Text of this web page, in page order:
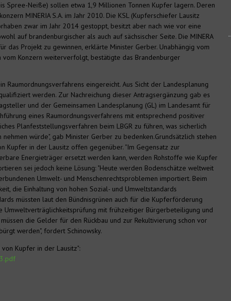
Spree-Neiße) sollen etwa 1,9 Millionen Tonnen Kupfer lagern. Deren
MINERIA S.A. im Jahr 2010. Die KSL (Kupferschiefer Lausitz
zwar im Jahr 2014 gestoppt, besitzt aber nach wie vor eine
auf brandenburgischer als auch auf sächsischer Seite. Die MINERA
das Projekt zu gewinnen, erklärte Minister Gerber. Unabhängig vom
Konzern weiterverfolgt, bestätigte das Brandenburger
Raumordnungsverfahrens eingereicht. Aus Sicht der Landesplanung
werden. Zur Nachreichung dieser Antragsergänzung gab es
und der Gemeinsamen Landesplanung (GL) im Landesamt für
eines Raumordnungsverfahrens mit entsprechend positiver
Planfeststellungsverfahren beim LBGR zu führen, was sicherlich
würde", gab Minister Gerber zu bedenken.Grundsätzlich stehen
Kupfer in der Lausitz offen gegenüber. "Im Gegensatz zur
Energieträger ersetzt werden kann, werden Rohstoffe wie Kupfer
sei jedoch keine Lösung: "Heute werden Bodenschätze weltweit
Umwelt- und Menschenrechtsproblemen importiert. Beim
die Einhaltung von hohen Sozial- und Umweltstandards
müssten laut den Bündnisgrünen auch für die Kupferförderung
Umweltverträglichkeitsprüfung mit frühzeitiger Bürgerbeteiligung und
die Gelder für den Rückbau und zur Rekultivierung schon vor
werden", fordert Schinowsky.
Kupfer in der Lausitz":